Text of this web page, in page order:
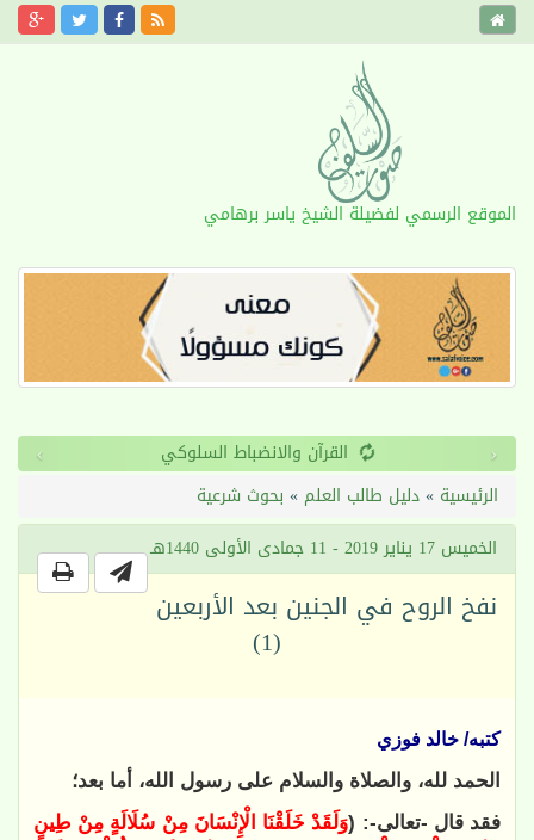
الموقع الرسمي لفضيلة الشيخ ياسر برهامي
القرآن والانضباط السلوكي ‹
›
الرئيسية »دليل طالب العلم » بحوث شرعية
الخميس 17 يناير 2019 - 11 جمادى الأولى 1440هـ
نفخ الروح في الجنين بعد الأربعين
(1)
كتبه/ خالد فوزي
الحمد لله، والصلاة والسلام على رسول الله، أما بعد؛
فقد قال -تعالى-: (وَلَقَدْ خَلَقْنَا الْإِنْسَانَ مِنْ سُلَالَةٍ مِنْ طِينٍ